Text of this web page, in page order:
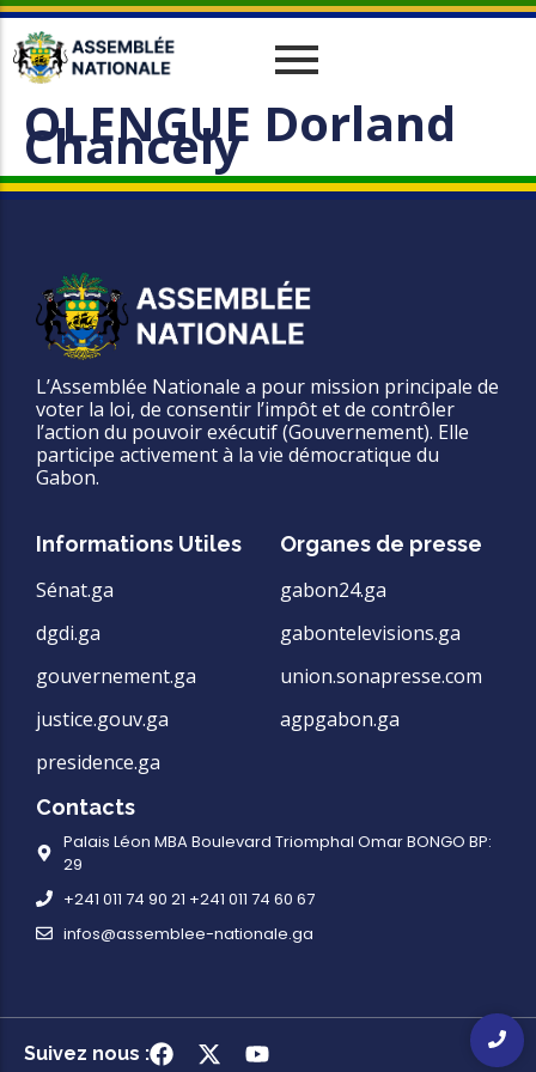
Historique
Missions
Organes
Vos Députés
Travaux
parlementaires
Relations Interparlementaires
Actualités
Evènements
Phototèque
OLENGUE Dorland
Chancely
L’Assemblée Nationale a pour mission principale de
voter la loi, de consentir l’impôt et de contrôler
l’action du pouvoir exécutif (Gouvernement). Elle
participe activement à la vie démocratique du
Gabon.
Informations Utiles
Sénat.ga
dgdi.ga
gouvernement.ga
justice.gouv.ga
presidence.ga
Organes de presse
gabon24.ga
gabontelevisions.ga
union.sonapresse.com
agpgabon.ga
Contacts
Palais Léon MBA Boulevard Triomphal Omar BONGO BP:
29
+241 011 74 90 21 +241 011 74 60 67
infos@assemblee-nationale.ga
Suivez nous :